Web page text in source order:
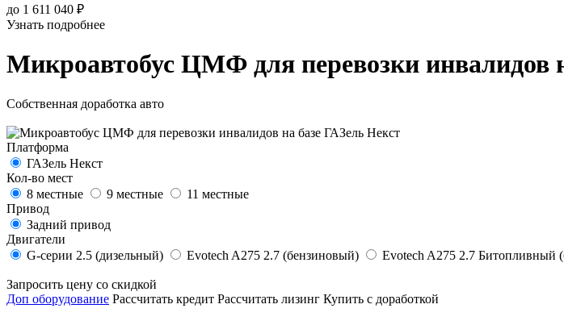
до 1 611 040 ₽
Узнать подробнее
Микроавтобус ЦМФ для перевозки инвалидов
Собственная доработка авто
Платформа
ГАЗель Некст
Кол-во мест
8 местные
9 местные
11 местные
Привод
Задний привод
Двигатели
G-серии 2.5 (дизельный)
Evotech A275 2.7 (бензиновый) Evotech A275 2.7 Битопливный
Запросить цену со скидкой
Доп оборудование Рассчитать кредит Рассчитать лизинг Купить с доработкой